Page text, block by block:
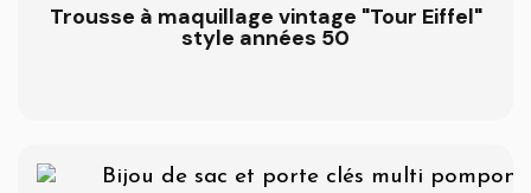
Trousse à maquillage vintage "Tour Eiffel"
style années 50